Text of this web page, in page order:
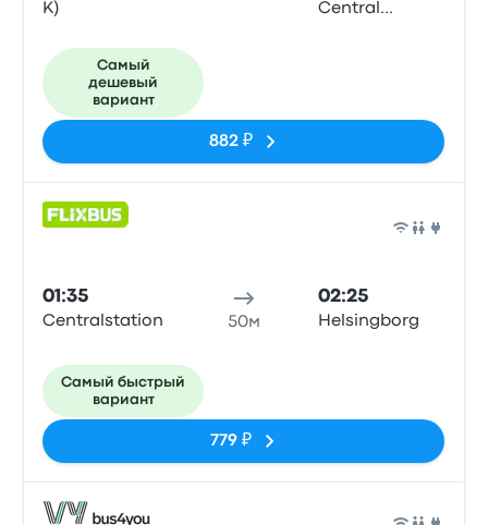
K)
Central
Самый
дешевый
вариант
882 ₽
01:35
Centralstation 50м
02:25
Helsingborg
Самый быстрый
вариант
779 ₽